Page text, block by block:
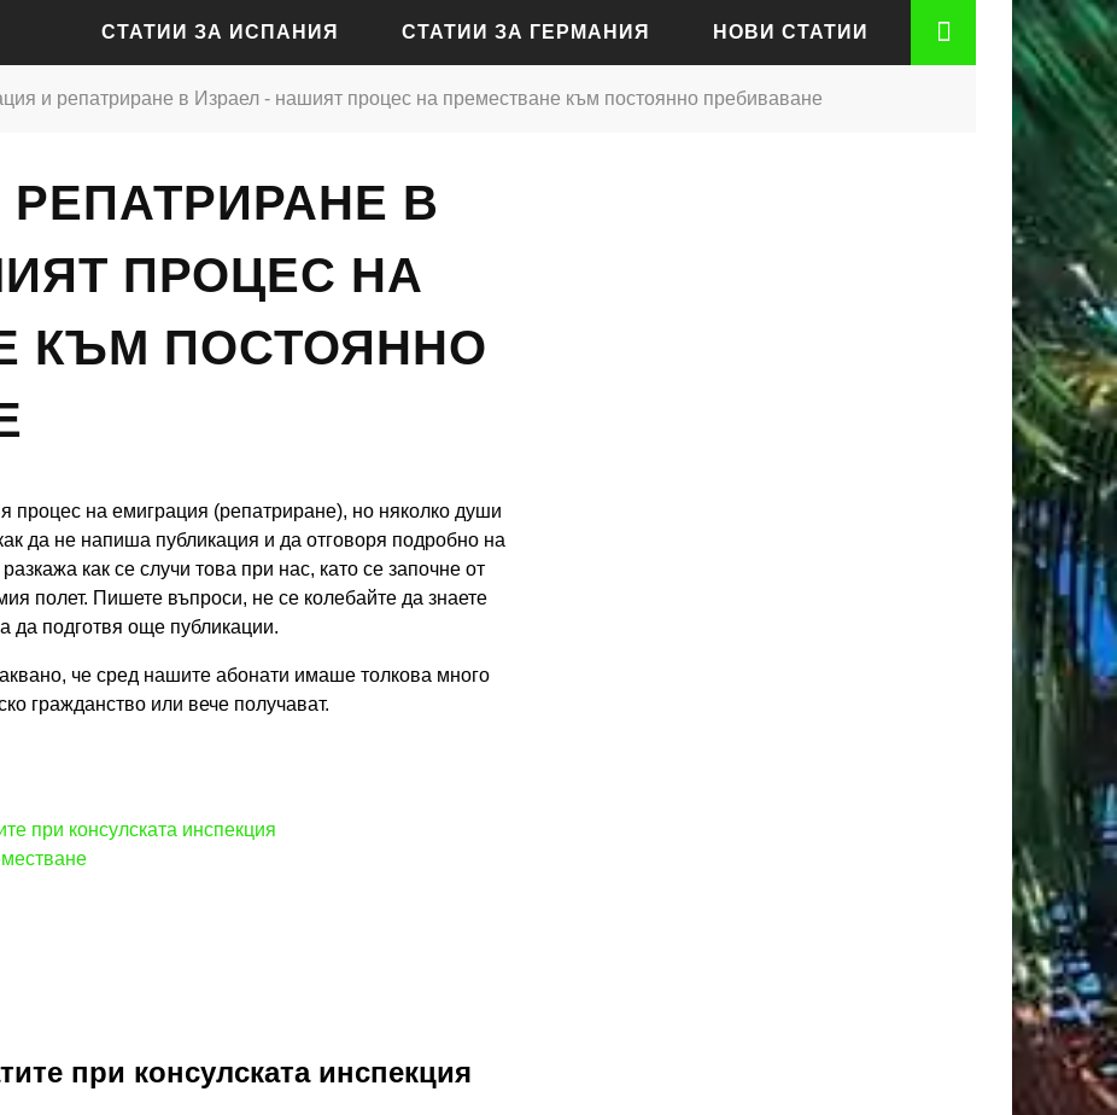
СТАТИИ ЗА ИСПАНИЯ
СТАТИИ ЗА БАРСЕЛОНА
СТАТИИ ЗА СЕВИЛЯ
СТАТИИ ЗА ВАЛЕНСИЯ
СТАТИИ ЗА ГЕРМАНИЯ
СТАТИИ ЗА БЕРЛИН
СТАТИИ ЗА ДРЕЗДЕН
СТАТИИ ЗА ФРАНКФУРТ
НОВИ СТАТИИ
и репатриране в Израел - нашият процес на преместване към постоянно пребиваване
В
ПРОЦЕС НА
КЪМ ПОСТОЯННО
на емиграция (репатриране), но няколко души
да не напиша публикация и да отговоря подробно на
как се случи това при нас, като се започне от
полет. Пишете въпроси, не се колебайте да знаете
да подготвя още публикации.
че сред нашите абонати имаше толкова много
гражданство или вече получават.
при консулската инспекция
при консулската инспекция